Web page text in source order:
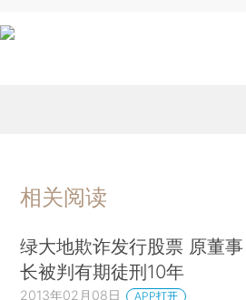
相关阅读
绿大地欺诈发行股票 原董事
长被判有期徒刑10年
2013年02月08日 APP打开